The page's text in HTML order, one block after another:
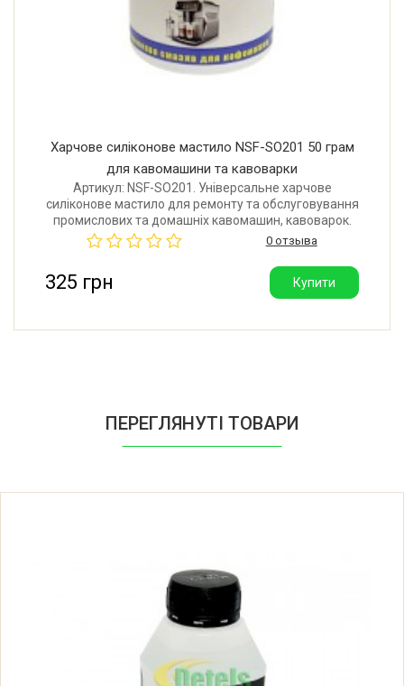
Харчове силіконове мастило NSF-SO201 50 грам
для кавомашини та кавоварки
Артикул: NSF-SO201. Універсальне харчове
силіконове мастило для ремонту та обслуговування
промислових та домашніх кавомашин, кавоварок.
Температурний діапазон: 210°C. Об'єм: 50 грам.
Виробник: Німеччина.
0 отзыва
325 грн Купити
ПЕРЕГЛЯНУТІ ТОВАРИ